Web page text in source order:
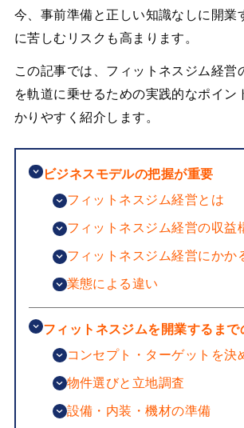
今、事前準備と正しい知識なしに開業
に苦しむリスクも高まります。
この記事では、フィットネスジム経営
を軌道に乗せるための実践的なポイン
かりやすく紹介します。
ビジネスモデルの把握が重要
フィットネスジム経営とは
フィットネスジム経営の収益
フィットネスジム経営にかか
業態による違い
フィットネスジムを開業するまで
コンセプト・ターゲットを決
物件選びと立地調査
設備・内装・機材の準備